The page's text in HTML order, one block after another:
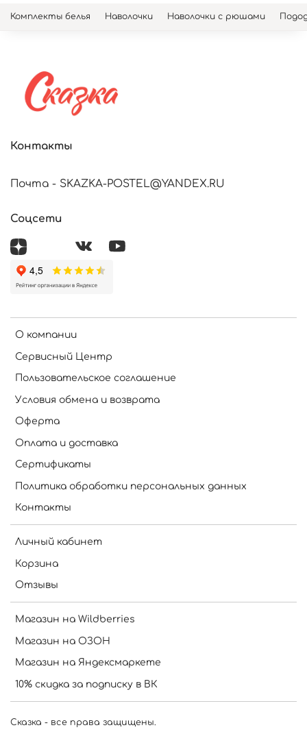
Комплекты белья Наволочки Наволочки с рюшами
О компании
Сервисный Центр
Пользовательское соглашение
Условия обмена и возврата
Оферта
Оплата и доставка
Сертификаты
Политика обработки персональных данных
Контакты
Личный кабинет
Корзина
Отзывы
Магазин на Wildberries
Магазин на ОЗОН
Магазин на Яндексмаркете
10% скидка за подписку в ВК
Контакты
Почта - SKAZKA-POSTEL@YANDEX.RU
Соцсети
Сказка - все права защищены.